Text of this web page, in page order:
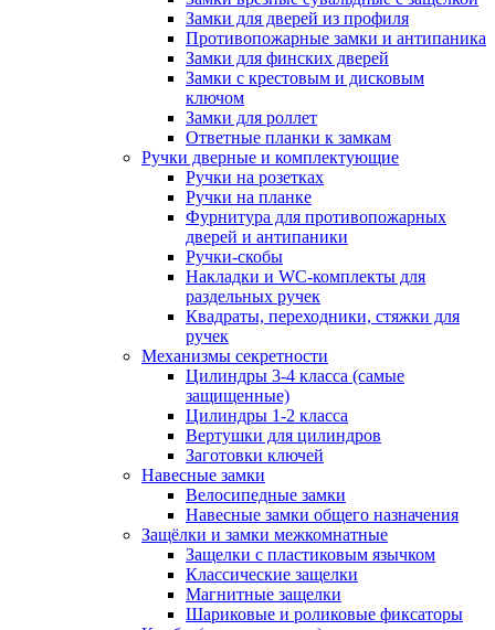
Замки для дверей из профиля
Противопожарные замки и антипаника
Замки для финских дверей
Замки с крестовым и дисковым
ключом
Замки для роллет
Ответные планки к замкам
Ручки дверные и комплектующие
Ручки на розетках
Ручки на планке
Фурнитура для противопожарных
дверей и антипаники
Ручки-скобы
Накладки и WC-комплекты для
раздельных ручек
Квадраты, переходники, стяжки для
ручек
Механизмы секретности
Цилиндры 3-4 класса (самые
защищенные)
Цилиндры 1-2 класса
Вертушки для цилиндров
Заготовки ключей
Навесные замки
Велосипедные замки
Навесные замки общего назначения
Защёлки и замки межкомнатные
Защелки с пластиковым язычком
Классические защелки
Магнитные защелки
Шариковые и роликовые фиксаторы